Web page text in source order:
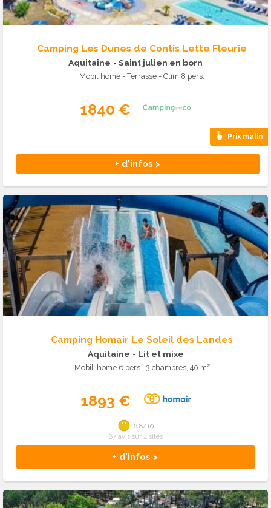
Camping Les Dunes de Contis Lette Fleurie
Aquitaine - Saint julien en born
Mobil home - Terrasse - Clim 8 pers.
1840 €
Prix malin
+ d'infos >
Camping Homair Le Soleil des Landes
Aquitaine - Lit et mixe
Mobil-home 6 pers., 3 chambres, 40 m²
1893 €
+ d'infos >
6.8/10
87 avis sur 4 sites